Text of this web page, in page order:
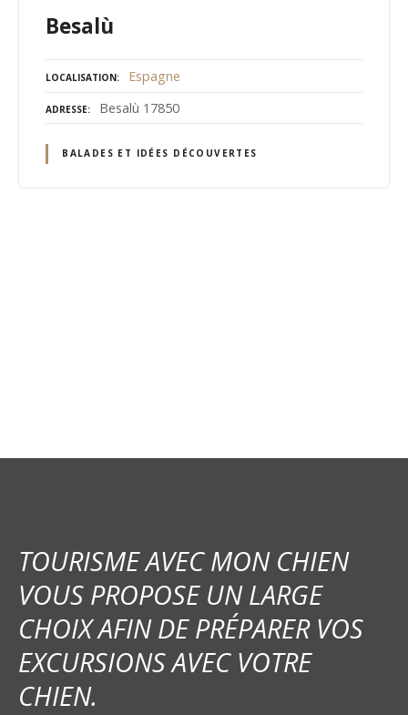
Besalù
LOCALISATION Espagne
ADRESSE Besalù 17850
BALADES ET IDÉES DÉCOUVERTES
a
o
n
d
e
TOURISME AVEC MON CHIEN
VOUS PROPOSE UN LARGE
CHOIX AFIN DE PRÉPARER VOS
EXCURSIONS AVEC VOTRE
CHIEN.